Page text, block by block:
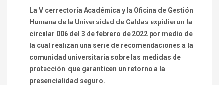
La Vicerrectoría Académica y la Oficina de Gestión
Humana de la Universidad de Caldas expidieron la
circular 006 del 3 de febrero de 2022 por medio de
la cual realizan una serie de recomendaciones a la
comunidad universitaria sobre las medidas de
protección que garanticen un retorno a la
presencialidad seguro.